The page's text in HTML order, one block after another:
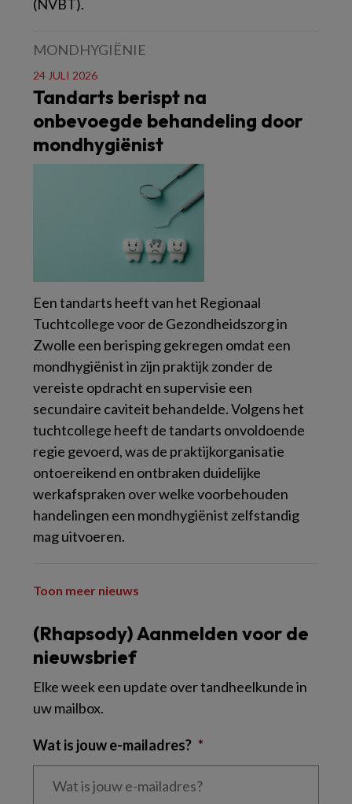
(NVBT).
MONDHYGIËNIE
24 JULI 2026
Tandarts berispt na
onbevoegde behandeling door
mondhygiënist
Een tandarts heeft van het Regionaal
Tuchtcollege voor de Gezondheidszorg in
Zwolle een berisping gekregen omdat een
mondhygiënist in zijn praktijk zonder de
vereiste opdracht en supervisie een
secundaire caviteit behandelde. Volgens het
tuchtcollege heeft de tandarts onvoldoende
regie gevoerd, was de praktijkorganisatie
ontoereikend en ontbraken duidelijke
werkafspraken over welke voorbehouden
handelingen een mondhygiënist zelfstandig
mag uitvoeren.
Toon meer nieuws
(Rhapsody) Aanmelden voor de
nieuwsbrief
Elke week een update over tandheelkunde in
uw mailbox.
Wat is jouw e-mailadres? *